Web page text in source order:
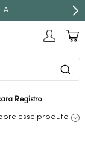
Registro
esse produto